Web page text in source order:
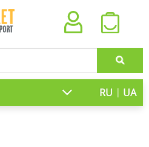
RU | UA